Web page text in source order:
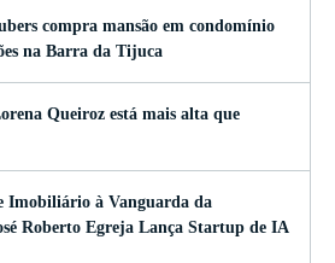
compra mansão em condomínio
na Barra da Tijuca
Queiroz está mais alta que
Imobiliário à Vanguarda da
Roberto Egreja Lança Startup de IA